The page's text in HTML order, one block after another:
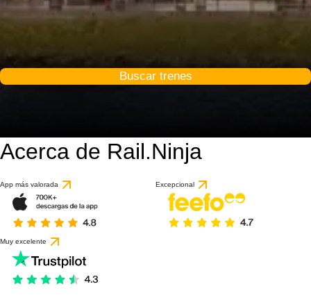
Buscar trenes
Acerca de Rail.Ninja
App más valorada Excepcional
Muy excelente